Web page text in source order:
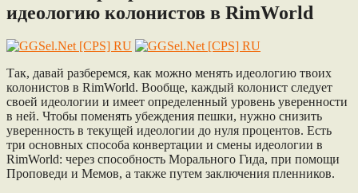
идеологию колонистов в RimWorld
Так, давай разберемся, как можно менять идеологию твоих
колонистов в RimWorld. Вообще, каждый колонист следует
своей идеологии и имеет определенный уровень уверенности
в ней. Чтобы поменять убеждения пешки, нужно снизить
уверенность в текущей идеологии до нуля процентов. Есть
три основных способа конвертации и смены идеологии в
RimWorld: через способность Морального Гида, при помощи
Проповеди и Мемов, а также путем заключения пленников.